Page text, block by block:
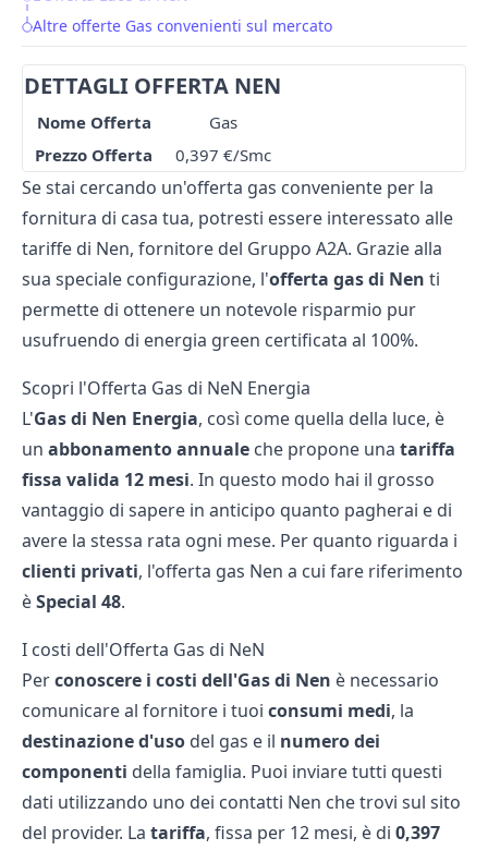
Altre offerte Gas convenienti sul mercato
DETTAGLI OFFERTA NEN
Nome Offerta
Gas
Prezzo Offerta
0,397 €/Smc
Se stai cercando un'offerta gas conveniente per la
fornitura di casa tua, potresti essere interessato alle
tariffe di Nen, fornitore del Gruppo A2A. Grazie alla
sua speciale configurazione, l'offerta gas di Nen ti
permette di ottenere un notevole risparmio pur
usufruendo di energia green certificata al 100%.
Scopri l'Offerta Gas di NeN Energia
L'Gas di Nen Energia, così come quella della luce, è
un abbonamento annuale che propone una tariffa
fissa valida 12 mesi. In questo modo hai il grosso
vantaggio di sapere in anticipo quanto pagherai e di
avere la stessa rata ogni mese. Per quanto riguarda i
clienti privati, l'offerta gas Nen a cui fare riferimento
èSpecial 48.
I costi dell'Offerta Gas di NeN
Perconoscere i costi dell'Gas di Nen è necessario
comunicare al fornitore i tuoi consumi medi, la
destinazione d'uso del gas e il numero dei
componenti della famiglia. Puoi inviare tutti questi
dati utilizzando uno dei contatti Nen che trovi sul sito
del provider. La tariffa, fissa per 12 mesi, è di 0,397